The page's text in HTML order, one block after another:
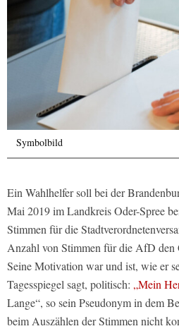
Symbolbild
Ein Wahlhelfer soll bei der
Mai 2019 im Landkreis Oder-Spree
Stimmen für die
Anzahl von Stimmen für die AfD den
Seine Motivation war und ist, wie er
Tagesspiegel sagt, politisch: „Mein
Lange“, so sein Pseudonym in dem
beim Auszählen der Stimmen nicht